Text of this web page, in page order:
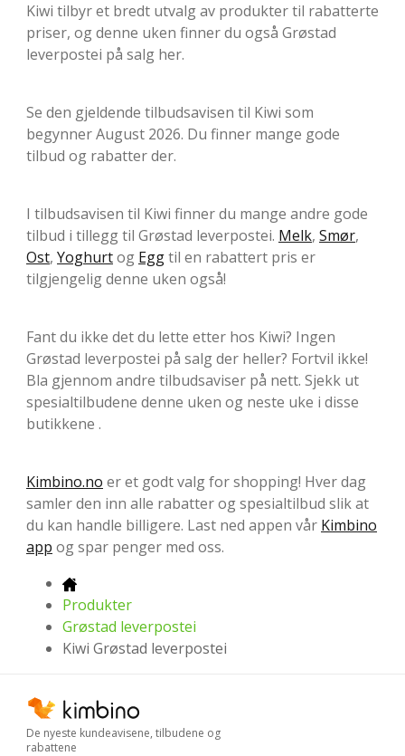
Kiwi tilbyr et bredt utvalg av produkter til rabatterte
priser, og denne uken finner du også Grøstad
leverpostei på salg her.
Se den gjeldende tilbudsavisen til Kiwi som
begynner August 2026. Du finner mange gode
tilbud og rabatter der.
I tilbudsavisen til Kiwi finner du mange andre gode
tilbud i tillegg til Grøstad leverpostei. Melk, Smør,
Ost, Yoghurtog Eggtil en rabattert pris er
tilgjengelig denne uken også!
Fant du ikke det du lette etter hos Kiwi? Ingen
Grøstad leverpostei på salg der heller? Fortvil ikke!
Bla gjennom andre tilbudsaviser på nett. Sjekk ut
spesialtilbudene denne uken og neste uke i disse
butikkene .
Kimbino.no er et godt valg for shopping! Hver dag
samler den inn alle rabatter og spesialtilbud slik at
du kan handle billigere. Last ned appen vår Kimbino
app og spar penger med oss.
Produkter
Grøstad leverpostei
Kiwi Grøstad leverpostei
De nyeste kundeavisene, tilbudene og
rabattene